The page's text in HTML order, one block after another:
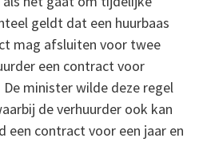
geldt dat een huurbaas
mag afsluiten voor twee
een contract voor
minister wilde deze regel
de verhuurder ook kan
een contract voor een jaar en